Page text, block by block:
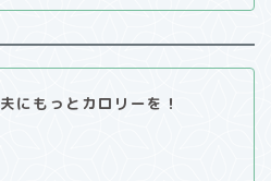
夫にもっとカロリーを！